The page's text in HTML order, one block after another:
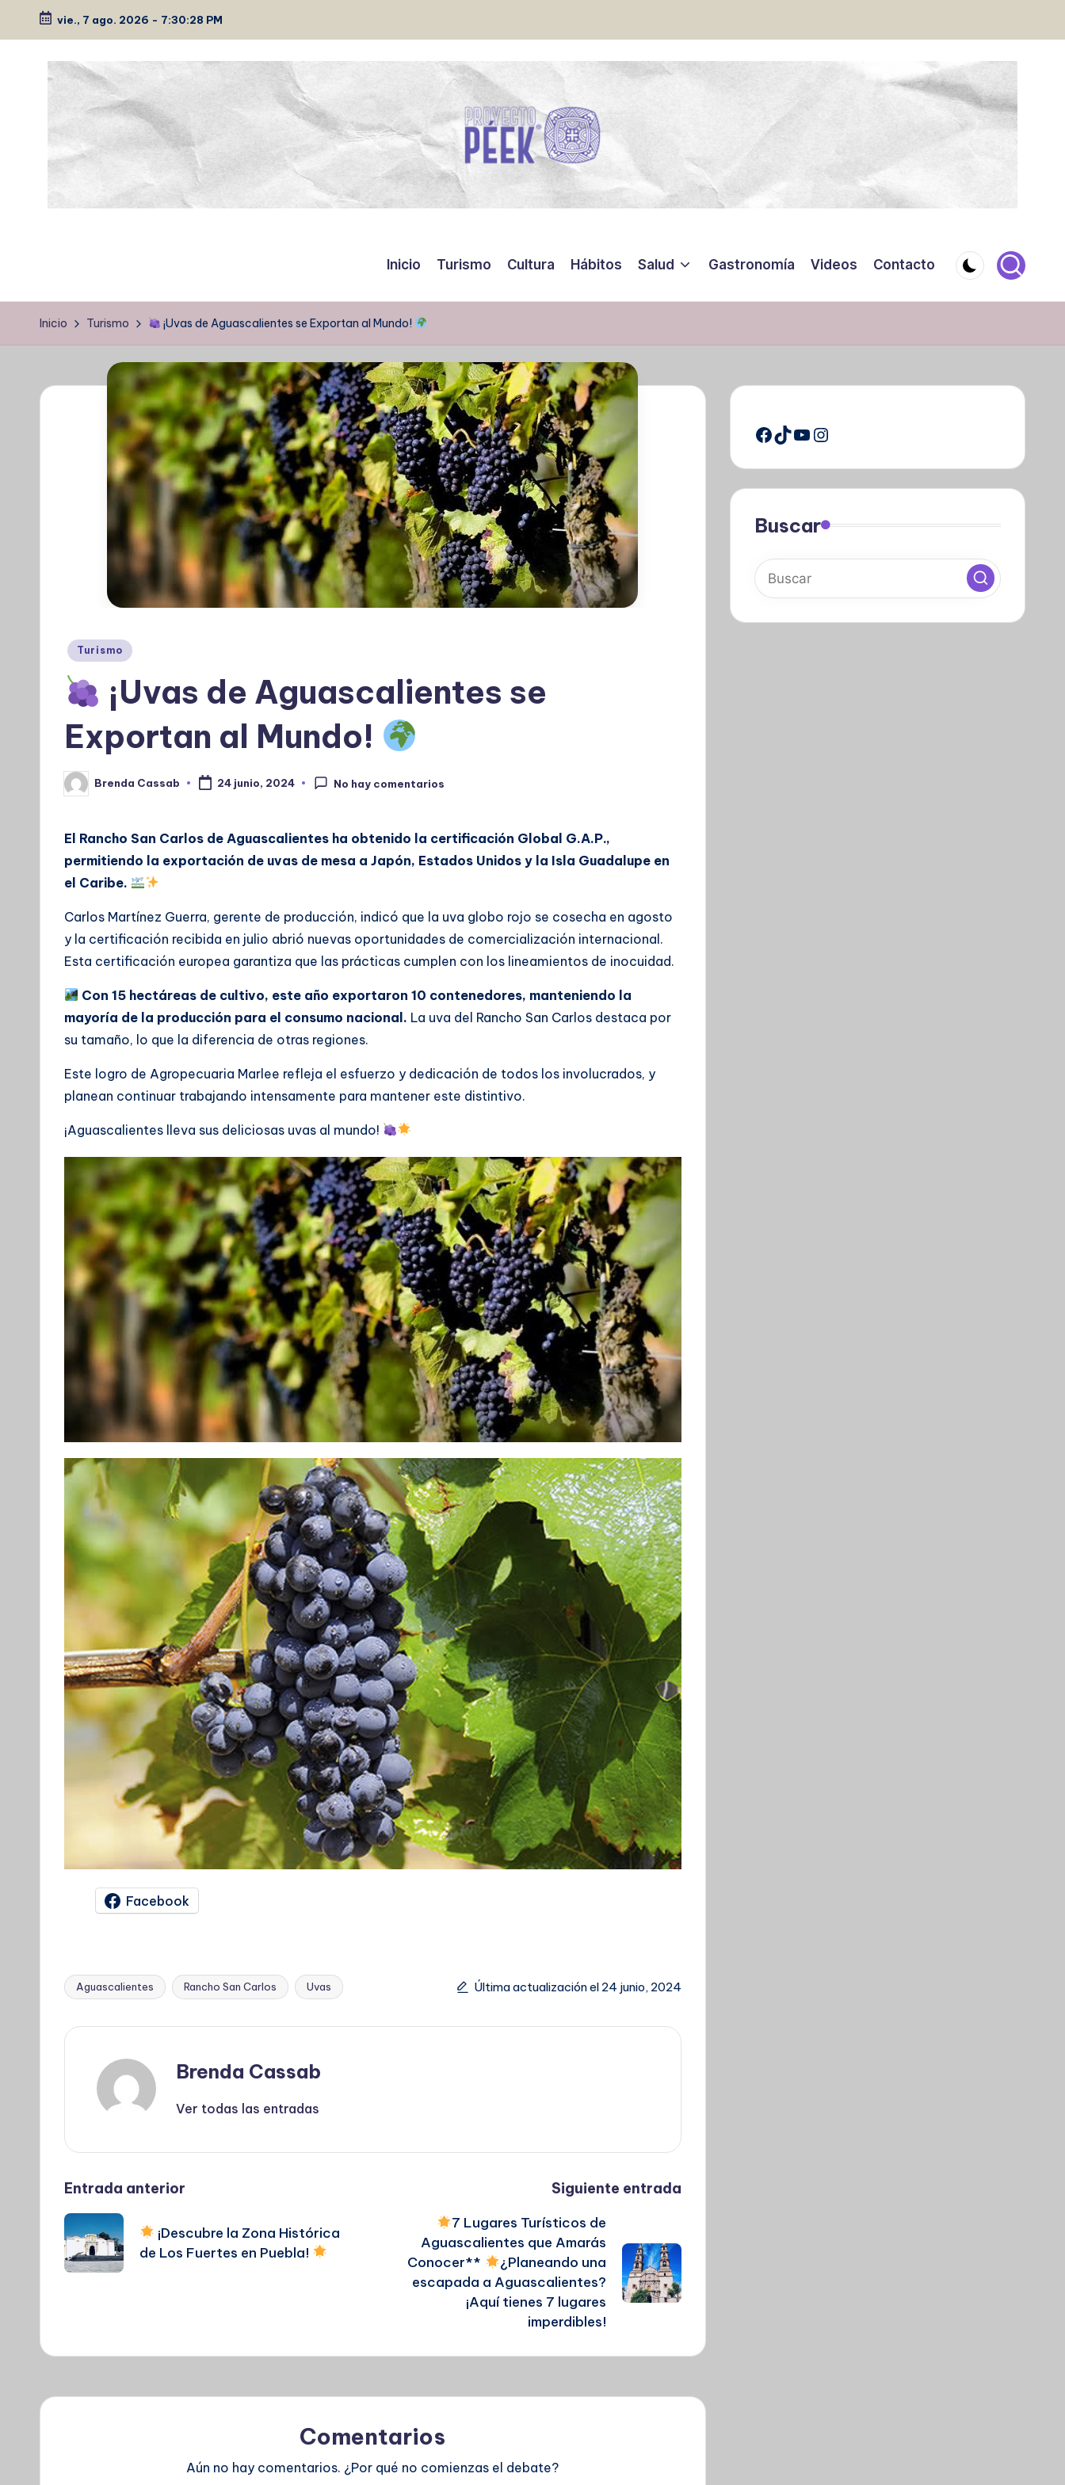
Saltar
vie., 7 ago. 2026 - 7:30:29 PM
K
Inicio Turismo Cultura Hábitos Salud Gastronomía Videos Contacto
Inicio Turismo ¡Uvas de Aguascalientes se Exportan al Mundo!
Publicado
Turismo
¡Uvas de Aguascalientes se
Exportan al Mundo!
Publicado
por
Brenda Cassab 24 junio, 2024 No hay comentarios
El Rancho San Carlos de Aguascalientes ha obtenido la certificación Global G.A.P.,
permitiendo la exportación de uvas de mesa a Japón, Estados Unidos y la Isla Guadalupe en
el Caribe.
Carlos Martínez Guerra, gerente de producción, indicó que la uva globo rojo se cosecha en agosto
y la certificación recibida en julio abrió nuevas oportunidades de comercialización internacional.
Esta certificación europea garantiza que las prácticas cumplen con los lineamientos de inocuidad.
Con 15 hectáreas de cultivo, este año exportaron 10 contenedores, manteniendo la
mayoría de la producción para el consumo nacional. La uva del Rancho San Carlos destaca por
su tamaño, lo que la diferencia de otras regiones.
Este logro de Agropecuaria Marlee refleja el esfuerzo y dedicación de todos los involucrados, y
planean continuar trabajando intensamente para mantener este distintivo.
¡Aguascalientes lleva sus deliciosas uvas al mundo!
Facebook
Etiquetas:
Aguascalientes Rancho San Carlos Uvas Última actualización el 24 junio, 2024
Brenda Cassab
Ver todas las entradas
Navegación
de
entradas
Entrada anterior
¡Descubre la Zona Histórica
de Los Fuertes en Puebla!
Siguiente entrada
7 Lugares Turísticos de
Aguascalientes que Amarás
Conocer**
¿Planeando una
escapada a Aguascalientes?
¡Aquí tienes 7 lugares
imperdibles!
Comentarios
Aún no hay comentarios. ¿Por qué no comienzas el debate?
Facebook
TikTok
YouTube
Instagram
Buscar